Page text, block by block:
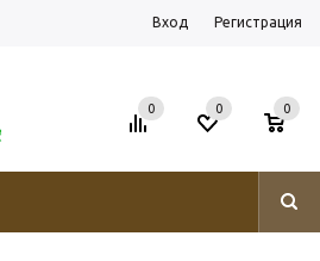
Вход Регистрация
0 0 0